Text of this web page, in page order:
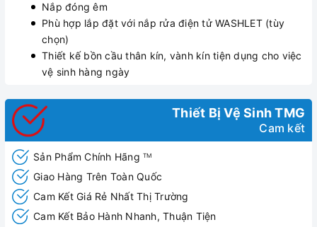
Nắp đóng êm
Phù hợp lắp đặt với nắp rửa điện tử WASHLET (tùy
chọn)
Thiết kế bồn cầu thân kín, vành kín tiện dụng cho việc
vệ sinh hàng ngày
Thiết Bị Vệ Sinh TMG
Cam kết
Sản Phẩm Chính Hãng TM
Giao Hàng Trên Toàn Quốc
Cam Kết Giá Rẻ Nhất Thị Trường
Cam Kết Bảo Hành Nhanh, Thuận Tiện